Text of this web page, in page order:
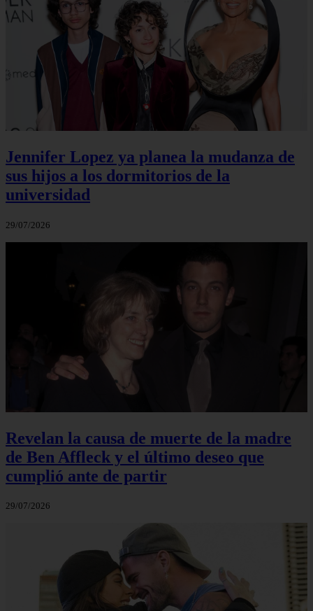
Jennifer Lopez ya planea la mudanza de
sus hijos a los dormitorios de la
universidad
29/07/2026
Revelan la causa de muerte de la madre
de Ben Affleck y el último deseo que
cumplió ante de partir
29/07/2026